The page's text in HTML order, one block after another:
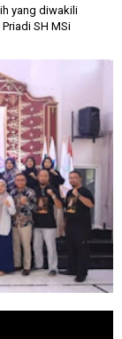
yang diwakili
SH MSi